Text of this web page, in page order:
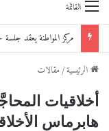
القائمة
مركز المواطنة يعقد
الرئيسية/مقالات
أخلاقيات
هابرماس